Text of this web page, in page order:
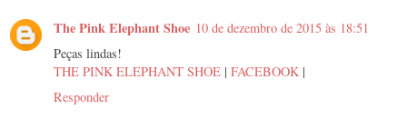
The Pink Elephant Shoe 10 de dezembro de 2015 às 18:51
Peças lindas!
THE PINK ELEPHANT SHOE | FACEBOOK |
Responder